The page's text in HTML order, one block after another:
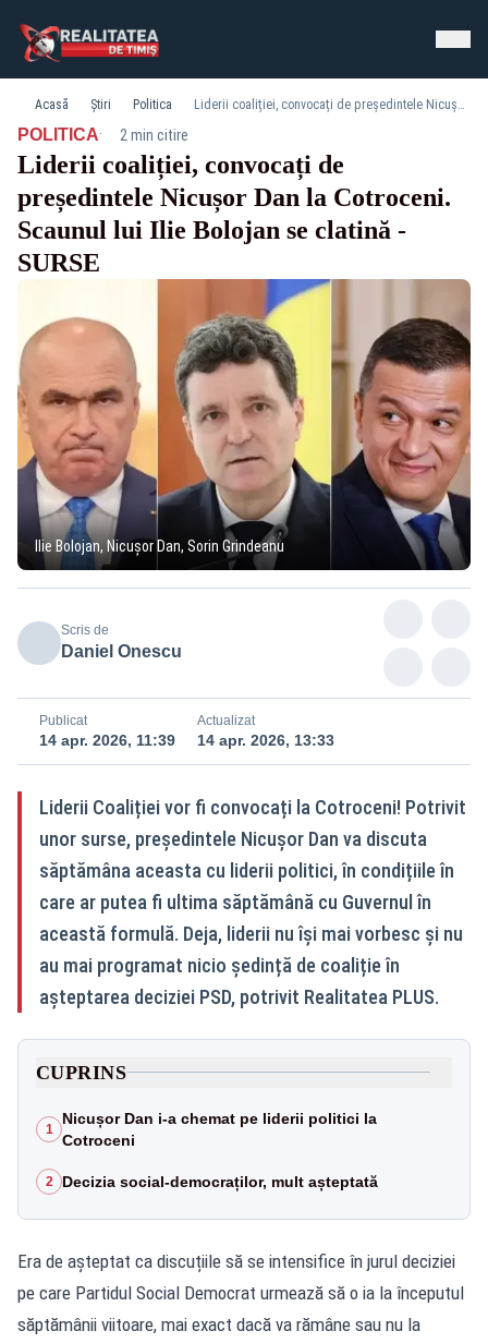
Acasă Știri Politica Liderii coaliției, convocați de președintele Nicușor Dan la Cotroceni. Scaunul lui Ilie Bolojan se clatină - SURSE
POLITICA· 2 min citire
Liderii coaliției, convocați de
președintele Nicușor Dan la Cotroceni.
Scaunul lui Ilie Bolojan se clatină -
SURSE
Ilie Bolojan, Nicușor Dan, Sorin Grindeanu
Scris de
Daniel Onescu
Publicat
14 apr. 2026, 11:39
Actualizat
14 apr. 2026, 13:33
Liderii Coaliției vor fi convocați la Cotroceni! Potrivit
unor surse, președintele Nicușor Dan va discuta
săptămâna aceasta cu liderii politici, în condițiile în
care ar putea fi ultima săptămână cu Guvernul în
această formulă. Deja, liderii nu își mai vorbesc și nu
au mai programat nicio ședință de coaliție în
așteptarea deciziei PSD, potrivit Realitatea PLUS.
CUPRINS
1
Nicușor Dan i-a chemat pe liderii politici la
Cotroceni
2 Decizia social-democraților, mult așteptată
Era de așteptat ca discuțiile să se intensifice în jurul deciziei
pe care Partidul Social Democrat urmează să o ia la începutul
săptămânii viitoare, mai exact dacă va rămâne sau nu la